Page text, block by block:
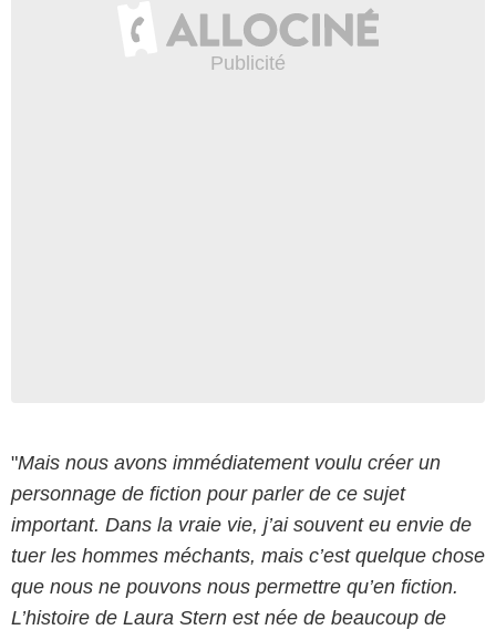
"Mais nous avons immédiatement voulu créer un
personnage de fiction pour parler de ce sujet
important. Dans la vraie vie, j’ai souvent eu envie de
tuer les hommes méchants, mais c’est quelque chose
que nous ne pouvons nous permettre qu’en fiction.
L’histoire de Laura Stern est née de beaucoup de